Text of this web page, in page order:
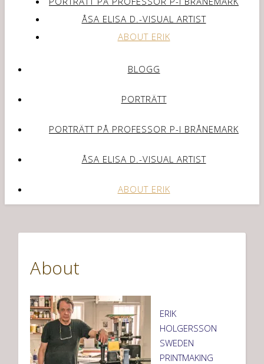
ÅSA ELISA D.-VISUAL ARTIST
ABOUT ERIK
BLOGG
PORTRÄTT
PORTRÄTT PÅ PROFESSOR P-I BRÅNEMARK
ÅSA ELISA D.-VISUAL ARTIST
ABOUT ERIK
About
ERIK
HOLGERSSON
SWEDEN
PRINTMAKING